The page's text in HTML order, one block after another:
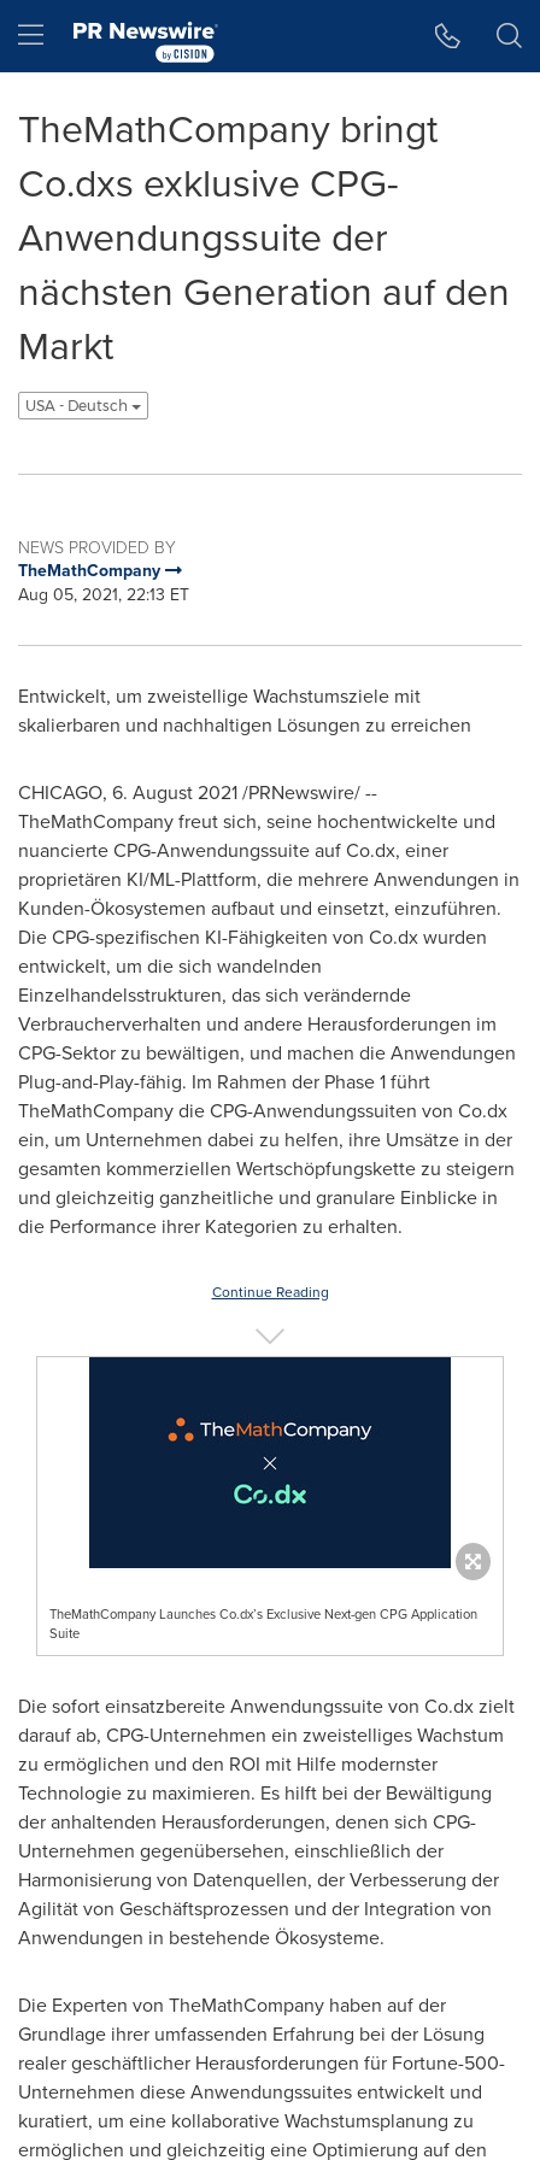
Hamburger menu
TheMathCompany bringt
Co.dxs exklusive CPG-
Anwendungssuite der
nächsten Generation auf den
Markt
USA - Deutsch
NEWS PROVIDED BY
TheMathCompany
Aug 05, 2021, 22:13 ET
Entwickelt, um zweistellige Wachstumsziele mit
skalierbaren und nachhaltigen Lösungen zu erreichen
CHICAGO, 6. August 2021/PRNewswire/ --
TheMathCompany freut sich, seine hochentwickelte und
nuancierte CPG-Anwendungssuite auf Co.dx, einer
proprietären KI/ML-Plattform, die mehrere Anwendungen in
Kunden-Ökosystemen aufbaut und einsetzt, einzuführen.
Die CPG-spezifischen KI-Fähigkeiten von Co.dx wurden
entwickelt, um die sich wandelnden
Einzelhandelsstrukturen, das sich verändernde
Verbraucherverhalten und andere Herausforderungen im
CPG-Sektor zu bewältigen, und machen die Anwendungen
Plug-and-Play-fähig. Im Rahmen der Phase 1 führt
TheMathCompany die CPG-Anwendungssuiten von Co.dx
ein, um Unternehmen dabei zu helfen, ihre Umsätze in der
gesamten kommerziellen Wertschöpfungskette zu steigern
und gleichzeitig ganzheitliche und granulare Einblicke in
die Performance ihrer Kategorien zu erhalten.
Continue Reading
TheMathCompany Launches Co.dx’s Exclusive Next-gen CPG Application
Suite
Die sofort einsatzbereite Anwendungssuite von Co.dx zielt
darauf ab, CPG-Unternehmen ein zweistelliges Wachstum
zu ermöglichen und den ROI mit Hilfe modernster
Technologie zu maximieren. Es hilft bei der Bewältigung
der anhaltenden Herausforderungen, denen sich CPG-
Unternehmen gegenübersehen, einschließlich der
Harmonisierung von Datenquellen, der Verbesserung der
Agilität von Geschäftsprozessen und der Integration von
Anwendungen in bestehende Ökosysteme.
Die Experten von TheMathCompany haben auf der
Grundlage ihrer umfassenden Erfahrung bei der Lösung
realer geschäftlicher Herausforderungen für Fortune-500-
Unternehmen diese Anwendungssuites entwickelt und
kuratiert, um eine kollaborative Wachstumsplanung zu
ermöglichen und gleichzeitig eine Optimierung auf den